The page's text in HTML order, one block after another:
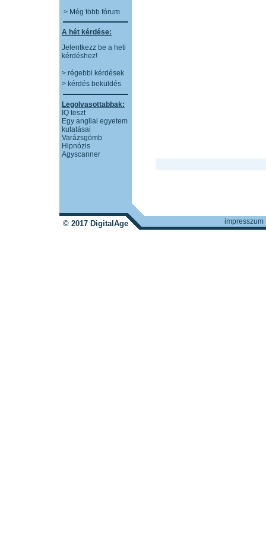
> Még több fórum
A hét kérdése:
Jelentkezz be a heti
kérdéshez!
> régebbi kérdések
> kérdés beküldés
Legolvasottabbak:
IQ teszt
Egy angliai egyetem
kutatásai
Varázsgömb
Hipnózis
Agyscanner
© 2017 DigitalAge impresszum